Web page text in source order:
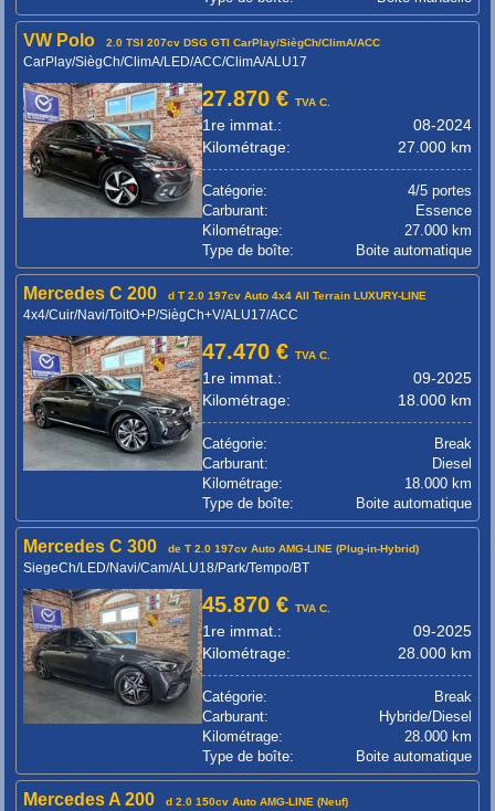
VW Polo 2.0 TSI 207cv DSG GTI CarPlay/SiègCh/ClimA/ACC
CarPlay/SiègCh/ClimA/LED/ACC/ClimA/ALU17
27.870 €TVA C.
1re immat.:
08-2024
Kilométrage:
27.000 km
Catégorie:
4/5 portes
Carburant:
Essence
Kilométrage:
27.000 km
Type de boîte:
Boite automatique
Mercedes C 200 d T 2.0 197cv Auto 4x4 All Terrain LUXURY-LINE
4x4/Cuir/Navi/ToitO+P/SiègCh+V/ALU17/ACC
47.470 €TVA C.
1re immat.:
09-2025
Kilométrage:
18.000 km
Catégorie:
Break
Carburant:
Diesel
Kilométrage:
18.000 km
Type de boîte:
Boite automatique
Mercedes C 300 de T 2.0 197cv Auto AMG-LINE (Plug-in-Hybrid)
SiegeCh/LED/Navi/Cam/ALU18/Park/Tempo/BT
45.870 €TVA C.
1re immat.:
09-2025
Kilométrage:
28.000 km
Catégorie:
Break
Carburant:
Hybride/Diesel
Kilométrage:
28.000 km
Type de boîte:
Boite automatique
Mercedes A 200 d 2.0 150cv Auto AMG-LINE (Neuf)